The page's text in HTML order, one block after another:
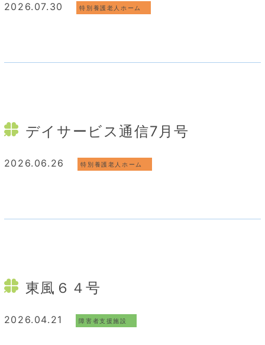
2026.07.30 特別養護老人ホーム
デイサービス通信7月号
2026.06.26 特別養護老人ホーム
東風６４号
2026.04.21 障害者支援施設